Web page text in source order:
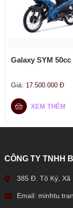
Galaxy SYM 50cc
Giá: 17.500.000 Đ
XEM THÊM
CÔNG TY TNHH
385 Đ. Tô Ký, Xã
Email: